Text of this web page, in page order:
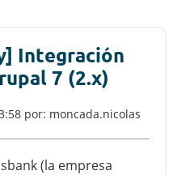
Integración
7 (2.x)
por: moncada.nicolas
(la empresa